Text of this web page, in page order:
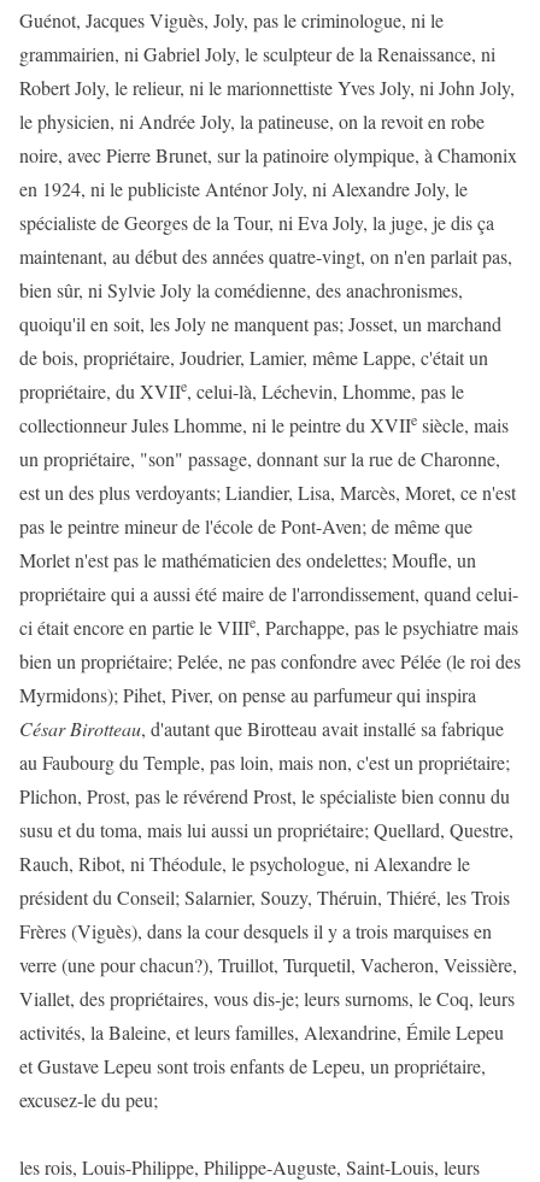
Guénot, Jacques Viguès, Joly, pas le criminologue, ni le
grammairien, ni Gabriel Joly, le sculpteur de la Renaissance, ni
Robert Joly, le relieur, ni le marionnettiste Yves Joly, ni John Joly,
le physicien, ni Andrée Joly, la patineuse, on la revoit en robe
noire, avec Pierre Brunet, sur la patinoire olympique, à Chamonix
en 1924, ni le publiciste Anténor Joly, ni Alexandre Joly, le
spécialiste de Georges de la Tour, ni Eva Joly, la juge, je dis ça
maintenant, au début des années quatre-vingt, on n'en parlait pas,
bien sûr, ni Sylvie Joly la comédienne, des anachronismes,
quoiqu'il en soit, les Joly ne manquent pas; Josset, un marchand
de bois, propriétaire, Joudrier, Lamier, même Lappe, c'était un
propriétaire, du XVIIe, celui-là, Léchevin, Lhomme, pas le
collectionneur Jules Lhomme, ni le peintre du XVIIe siècle, mais
un propriétaire, "son" passage, donnant sur la rue de Charonne,
est un des plus verdoyants; Liandier, Lisa, Marcès, Moret, ce n'est
pas le peintre mineur de l'école de Pont-Aven; de même que
Morlet n'est pas le mathématicien des ondelettes; Moufle, un
propriétaire qui a aussi été maire de l'arrondissement, quand celui-
ci était encore en partie le VIIIe, Parchappe, pas le psychiatre mais
bien un propriétaire; Pelée, ne pas confondre avec Pélée (le roi des
Myrmidons); Pihet, Piver, on pense au parfumeur qui inspira
César Birotteau, d'autant que Birotteau avait installé sa fabrique
au Faubourg du Temple, pas loin, mais non, c'est un propriétaire;
Plichon, Prost, pas le révérend Prost, le spécialiste bien connu du
susu et du toma, mais lui aussi un propriétaire; Quellard, Questre,
Rauch, Ribot, ni Théodule, le psychologue, ni Alexandre le
président du Conseil; Salarnier, Souzy, Théruin, Thiéré, les Trois
Frères (Viguès), dans la cour desquels il y a trois marquises en
verre (une pour chacun?), Truillot, Turquetil, Vacheron, Veissière,
Viallet, des propriétaires, vous dis-je; leurs surnoms, le Coq, leurs
activités, la Baleine, et leurs familles, Alexandrine, Émile Lepeu
et Gustave Lepeu sont trois enfants de Lepeu, un propriétaire,
excusez-le du peu;
les rois, Louis-Philippe, Philippe-Auguste, Saint-Louis, leurs